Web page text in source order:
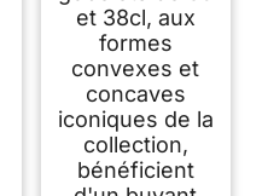
et 38cl, aux
formes
convexes et
concaves
iconiques de la
collection,
bénéficient